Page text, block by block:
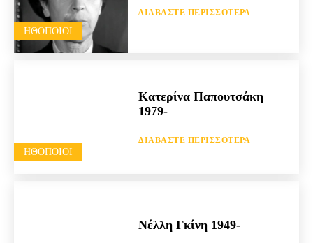
HΘΟΠΟΙΟΊ
ΔΙΑΒΆΣΤΕ ΠΕΡΙΣΣΌΤΕΡΑ
HΘΟΠΟΙΟΊ
Κατερίνα Παπουτσάκη
1979-
ΔΙΑΒΆΣΤΕ ΠΕΡΙΣΣΌΤΕΡΑ
Νέλλη Γκίνη 1949-